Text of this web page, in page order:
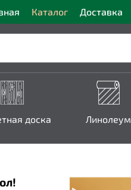
Каталог Доставка
доска Линолеум